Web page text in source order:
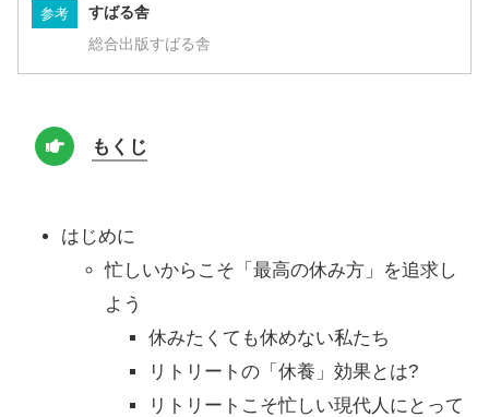
参考 すばる舎
総合出版すばる舎
もくじ
はじめに
忙しいからこそ「最高の休み方」を追求し
よう
休みたくても休めない私たち
リトリートの「休養」効果とは?
リトリートこそ忙しい現代人にとって